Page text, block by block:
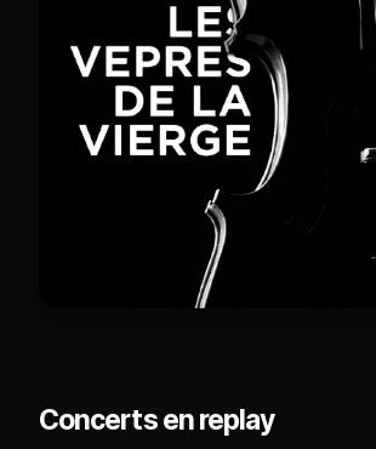
Concerts en replay